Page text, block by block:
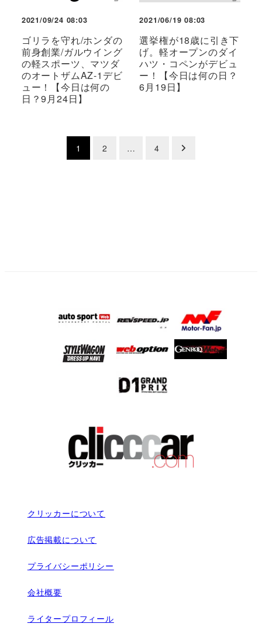
2021/09/24 08:03
ゴリラを守れ/ホンダの
前身創業/ガルウイング
の軽スポーツ、マツダ
のオートザムAZ-1デビ
ュー！【今日は何の
日？9月24日】
2021/06/19 08:03
選挙権が18歳に引き下
げ。軽オープンのダイ
ハツ・コペンがデビュ
ー！【今日は何の日？
6月19日】
1 2 … 4
クリッカーについて
広告掲載について
プライバシーポリシー
会社概要
ライタープロフィール